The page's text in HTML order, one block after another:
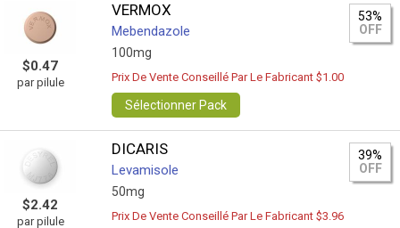
$0.47
par pilule
VERMOX
Mebendazole
100mg
53%
OFF
Prix De Vente Conseillé Par Le Fabricant $1.00
Sélectionner Pack
$2.42
par pilule
DICARIS
Levamisole
50mg
39%
OFF
Prix De Vente Conseillé Par Le Fabricant $3.96